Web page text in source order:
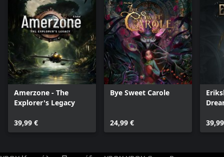
Amerzone - The
Explorer's Legacy
39,99 €
Bye Sweet Carole
24,99 €